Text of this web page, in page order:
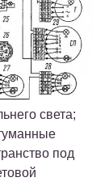
света;
под